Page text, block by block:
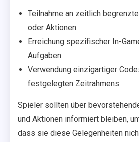
Teilnahme an zeitlich
oder Aktionen
Erreichung spezifischer In-
Aufgaben
Verwendung einzigartiger
festgelegten Zeitrahmens
Spieler sollten über
und Aktionen informiert bleiben,
dass sie diese Gelegenheiten